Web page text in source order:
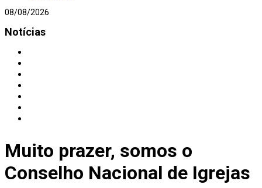
08/08/2026
Notícias
Muito prazer, somos o
Conselho Nacional de Igrejas